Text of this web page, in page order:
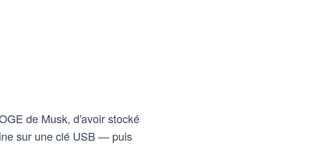
de Musk, d'avoir stocké
sur une clé USB — puis